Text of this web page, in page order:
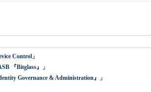
Control」
『Bitglass』」
Governance & Administration』」